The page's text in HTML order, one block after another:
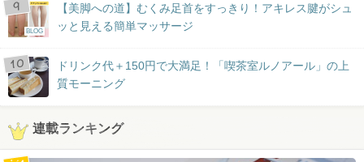
BLOG
【美脚への道】むくみ足首をすっきり！アキレス腱がシュ
ッと見える簡単マッサージ
ドリンク代＋150円で大満足！「喫茶室ルノアール」の上
質モーニング
連載ランキング